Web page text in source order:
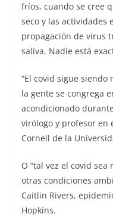
fríos, cuando se cree
seco y las
propagación de virus
saliva. Nadie está
“El covid sigue
la gente se congrega
acondicionado
virólogo y profesor en
Cornell de la
O “tal vez el covid
otras condiciones
Caitlin Rivers,
Hopkins.